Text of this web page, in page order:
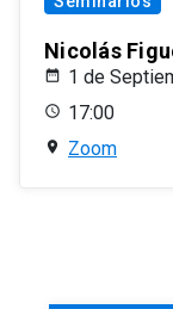
Nicolás
1 de
17:00
Zoom